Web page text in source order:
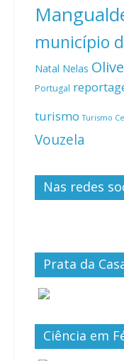
município
Natal Nelas
Portugal
turismo Turismo
Vouzela
Nas redes
Prata da
Ciência em